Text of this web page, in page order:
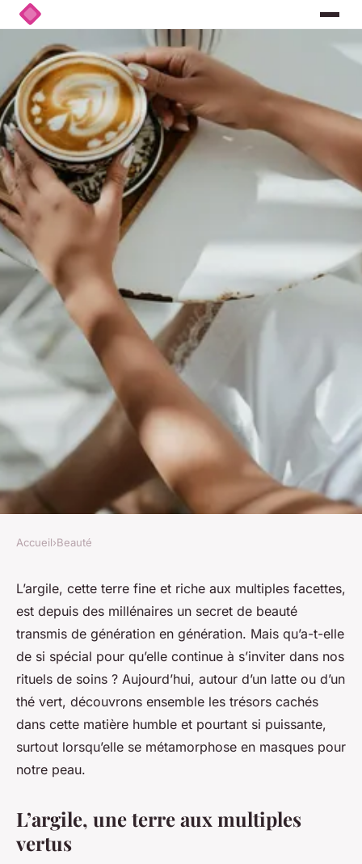
Quels sont les bienfaits de
l'argile dans les masques pour
la peau ?
François•3 janvier 2024•4 min de lecture
Accueil›Beauté
L’argile, cette terre fine et riche aux multiples facettes,
est depuis des millénaires un secret de beauté
transmis de génération en génération. Mais qu’a-t-elle
de si spécial pour qu’elle continue à s’inviter dans nos
rituels de soins ? Aujourd’hui, autour d’un latte ou d’un
thé vert, découvrons ensemble les trésors cachés
dans cette matière humble et pourtant si puissante,
surtout lorsqu’elle se métamorphose en masques pour
notre peau.
L’argile, une terre aux multiples
vertus